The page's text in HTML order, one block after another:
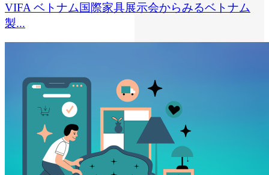
VIFA ベトナム国際家具展示会からみるベトナム
製...